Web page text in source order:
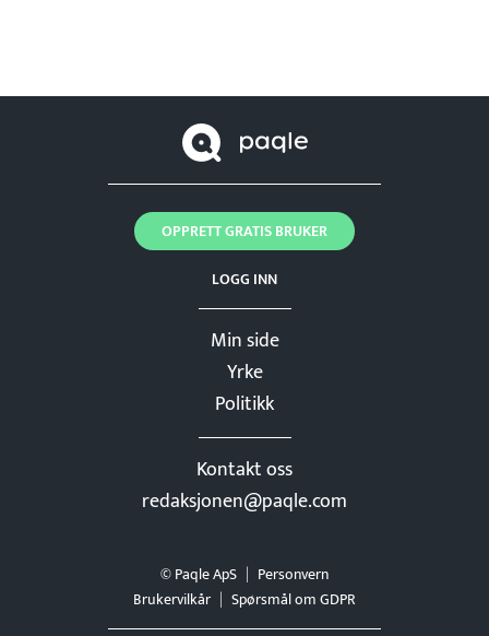
Min side
Yrke
Politikk
Kontakt oss
redaksjonen@paqle.com
LOGG INN
OPPRETT GRATIS BRUKER
© Paqle ApS
Personvern
Brukervilkår
Spørsmål om GDPR